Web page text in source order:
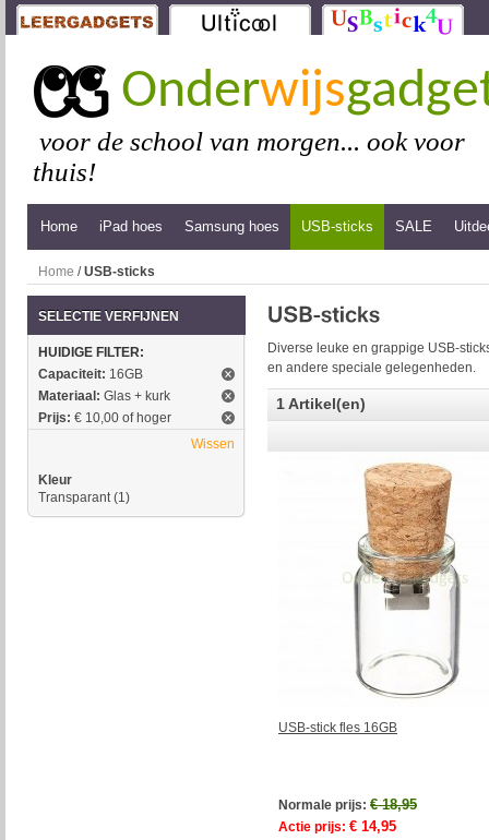
Onderwijs
voor de school van morgen... ook voor
thuis!
Home iPad hoes Samsung hoes USB-sticks SALE
Home /USB-sticks
Diverse leuke en grappige USB-
en andere speciale gelegenheden.
1 Artikel(en)
USB-stick fles 16GB
Normale prijs: € 18,95
Actie prijs: € 14,95
SELECTIE VERFIJNEN
HUIDIGE FILTER:
Capaciteit: 16GB
Materiaal: Glas + kurk
Prijs: € 10,00 of hoger
Wissen
Kleur
Transparant(1)